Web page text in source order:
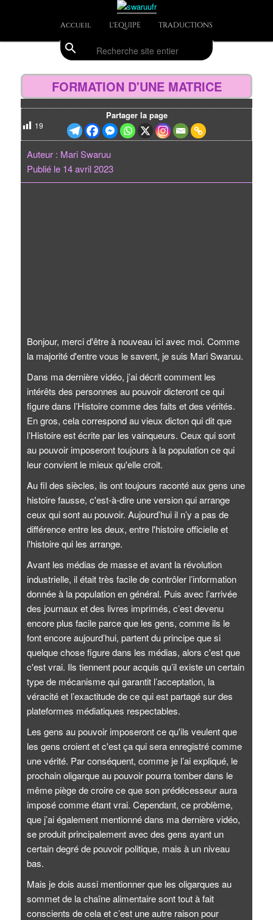
principalswaruufr
Divulgations Swaruurienne et Taygetienne
search
Accueil L'EQUIPE TRADUCTIONS
des
FORMATION D'UNE MATRICE
19
Partager la page
Auteur : Mari Swaruu
Publié le 14 avril 2023
Bonjour, merci d'être à nouveau ici avec moi. Comme
la majorité d'entre vous le savent, je suis Mari Swaruu.
Dans ma dernière vidéo, j’ai décrit comment les
intérêts des personnes au pouvoir dicteront ce qui
figure dans l’Histoire comme des faits et des vérités.
En gros, cela correspond au vieux dicton qui dit que
l’Histoire est écrite par les vainqueurs. Ceux qui sont
au pouvoir imposeront toujours à la population ce qui
leur convient le mieux qu'elle croit.
Au fil des siècles, ils ont toujours raconté aux gens une
histoire fausse, c'est-à-dire une version qui arrange
ceux qui sont au pouvoir. Aujourd’hui il n’y a pas de
différence entre les deux, entre l'histoire officielle et
l'histoire qui les arrange.
Avant les médias de masse et avant la révolution
industrielle, il était très facile de contrôler l’information
donnée à la population en général. Puis avec l’arrivée
des journaux et des livres imprimés, c’est devenu
encore plus facile parce que les gens, comme ils le
font encore aujourd’hui, partent du principe que si
quelque chose figure dans les médias, alors c'est que
c'est vrai. Ils tiennent pour acquis qu’il existe un certain
type de mécanisme qui garantit l’acceptation, la
véracité et l’exactitude de ce qui est partagé sur des
plateformes médiatiques respectables.
Les gens au pouvoir imposeront ce qu'ils veulent que
les gens croient et c'est ça qui sera enregistré comme
une vérité. Par conséquent, comme je l’ai expliqué, le
prochain oligarque au pouvoir pourra tomber dans le
même piège de croire ce que son prédécesseur aura
imposé comme étant vrai. Cependant, ce problème,
que j’ai également mentionné dans ma dernière vidéo,
se produit principalement avec des gens ayant un
certain degré de pouvoir politique, mais à un niveau
bas.
Mais je dois aussi mentionner que les oligarques au
sommet de la chaîne alimentaire sont tout à fait
conscients de cela et c’est une autre raison pour